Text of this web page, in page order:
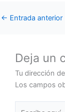
← Entrada anterior
Deja un
Tu dirección
Los campos